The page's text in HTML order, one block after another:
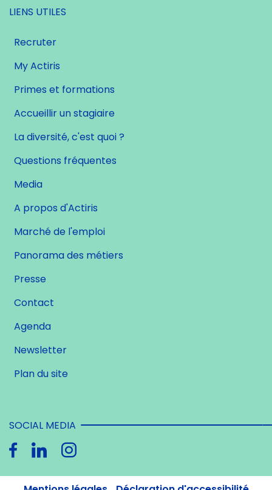
LIENS UTILES
Recruter
My Actiris
Primes et formations
Accueillir un stagiaire
La diversité, c'est quoi ?
Questions fréquentes
Media
A propos d'Actiris
Marché de l'emploi
Panorama des métiers
Presse
Contact
Agenda
Newsletter
Plan du site
SOCIAL MEDIA